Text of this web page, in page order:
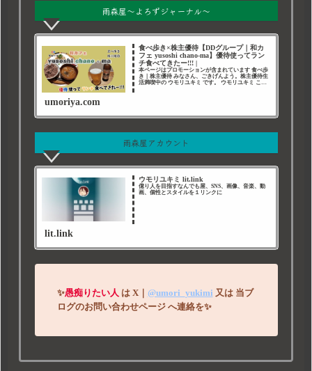
雨森屋～よろずジャーナル～
食べ歩き×株主優待【DDグループ｜和カ
フェ yusoshi chano-ma】優待使ってラン
チ食べてきたー!!! |
本ページはプロモーションが含まれています 食べ歩
き｜株主優待 みなさん、ごきげんよう。株主優待生
活満喫中の ウモリユキミ です。 ウモリユキミ この
umoriya.com
雨森屋アカウント
ウモリユキミ lit.link
億り人を目指すなんでも屋、SNS、画像、音楽、動
画、個性とスタイルを１リンクに
lit.link
✨愚痴りたい人 は X｜ @umori_yukimi 又は 当ブ
ログのお問い合わせページへ連絡を✨